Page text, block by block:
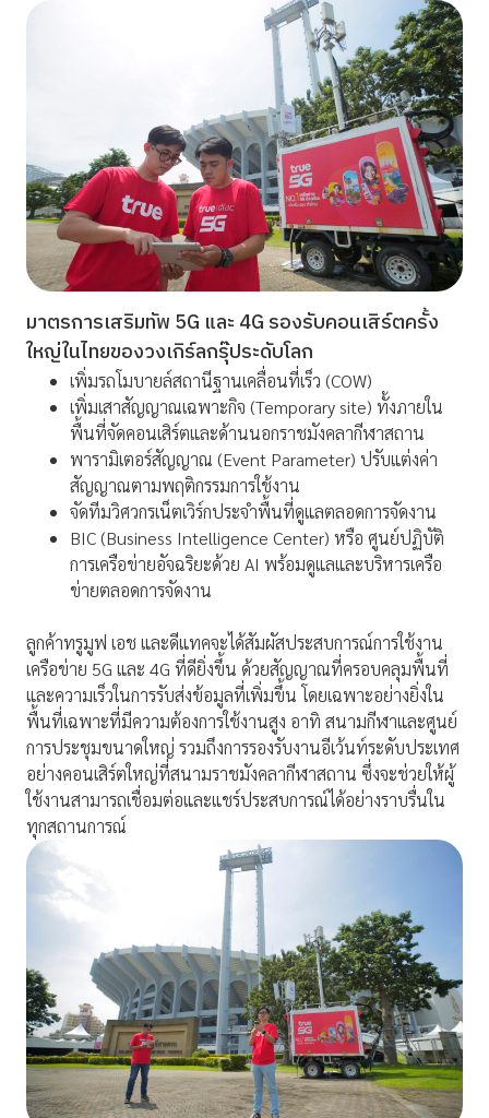
มาตรการเสริมทัพ 5G และ 4G รองรับคอนเสิร์ตครั้ง
ใหญ่ในไทยของวงเกิร์ลกรุ๊ประดับโลก
เพิ่มรถโมบายล์สถานีฐานเคลื่อนที่เร็ว (COW)
เพิ่มเสาสัญญาณเฉพาะกิจ (Temporary site) ทั้งภายใน
พื้นที่จัดคอนเสิร์ตและด้านนอกราชมังคลากีฬาสถาน
พารามิเตอร์สัญญาณ (Event Parameter) ปรับแต่งค่า
สัญญาณตามพฤติกรรมการใช้งาน
จัดทีมวิศวกรเน็ตเวิร์กประจำพื้นที่ดูแลตลอดการจัดงาน
BIC (Business Intelligence Center) หรือ ศูนย์ปฏิบัติ
การเครือข่ายอัจฉริยะด้วย AI พร้อมดูแลและบริหารเครือ
ข่ายตลอดการจัดงาน
ลูกค้าทรูมูฟ เอช และดีแทคจะได้สัมผัสประสบการณ์การใช้งาน
เครือข่าย 5G และ 4G ที่ดียิ่งขึ้น ด้วยสัญญาณที่ครอบคลุมพื้นที่
และความเร็วในการรับส่งข้อมูลที่เพิ่มขึ้น โดยเฉพาะอย่างยิ่งใน
พื้นที่เฉพาะที่มีความต้องการใช้งานสูง อาทิ สนามกีฬาและศูนย์
การประชุมขนาดใหญ่ รวมถึงการรองรับงานอีเว้นท์ระดับประเทศ
อย่างคอนเสิร์ตใหญ่ที่สนามราชมังคลากีฬาสถาน ซึ่งจะช่วยให้ผู้
ใช้งานสามารถเชื่อมต่อและแชร์ประสบการณ์ได้อย่างราบรื่นใน
ทุกสถานการณ์